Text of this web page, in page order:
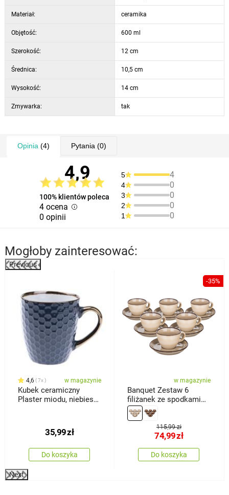
Materiał: ceramika
Objętość: 600 ml
Szerokość: 12 cm
Średnica: 10,5 cm
Wysokość: 14 cm
Zmywarka: tak
Opinia (4) Pytania (0)
4,9
100% klientów poleca
4 ocena
0 opinii
5 4
4 0
3 0
2 0
1 0
Mogłoby zainteresować:
Previous
4,6 7x w magazynie
Kubek ceramiczny
Plaster miodu, niebieski,
35,99zł
Do koszyka
-35%
w magazynie
Banquet Zestaw 6
filiżanek ze spodkami
Palas 90 ml, kremowy
115,99 zł
74,99zł
Do koszyka
Next